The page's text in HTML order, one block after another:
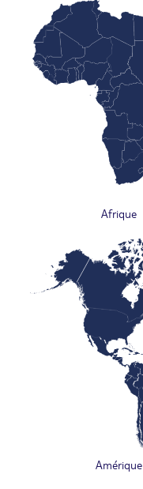
Afrique
Amérique